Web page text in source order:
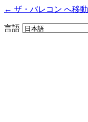
← ザ・バレコン へ移動
言語